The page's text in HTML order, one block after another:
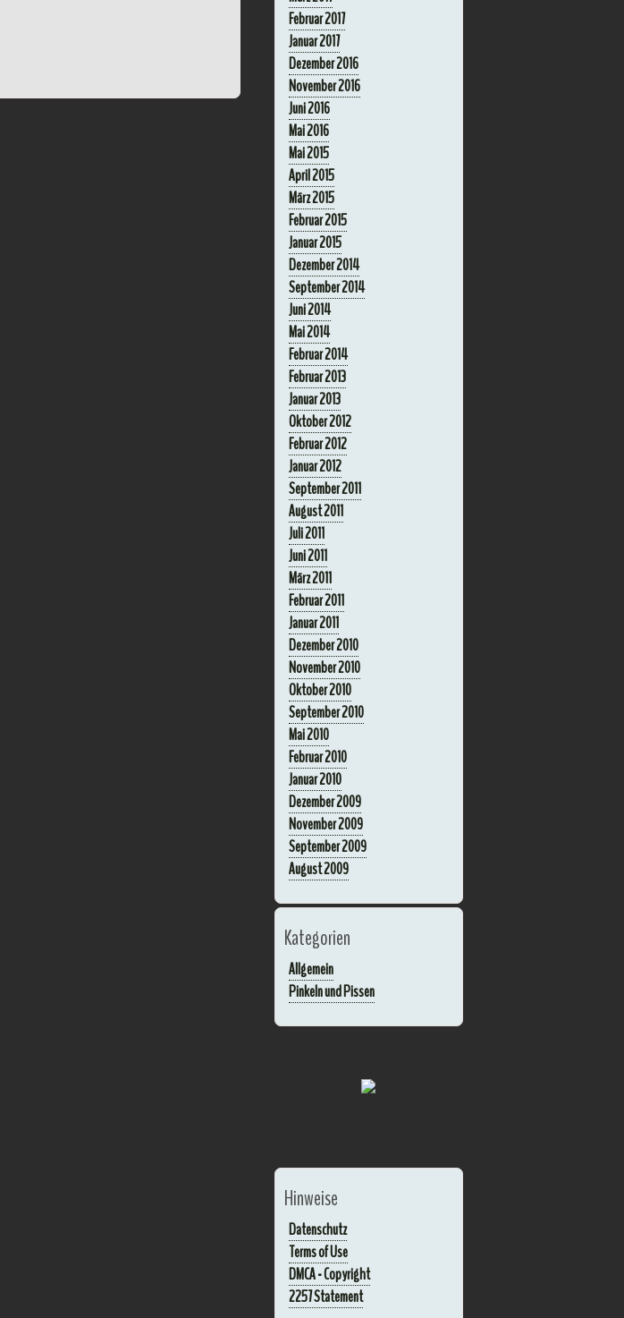
Februar 2017
Januar 2017
Dezember 2016
November 2016
Juni 2016
Mai 2016
Mai 2015
April 2015
März 2015
Februar 2015
Januar 2015
Dezember 2014
September 2014
Juni 2014
Mai 2014
Februar 2014
Februar 2013
Januar 2013
Oktober 2012
Februar 2012
Januar 2012
September 2011
August 2011
Juli 2011
Juni 2011
März 2011
Februar 2011
Januar 2011
Dezember 2010
November 2010
Oktober 2010
September 2010
Mai 2010
Februar 2010
Januar 2010
Dezember 2009
November 2009
September 2009
August 2009
Kategorien
Allgemein
Pinkeln und Pissen
Hinweise
Datenschutz
Terms of Use
DMCA - Copyright
2257 Statement